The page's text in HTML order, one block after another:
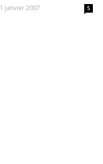
1 janvier 2007 5